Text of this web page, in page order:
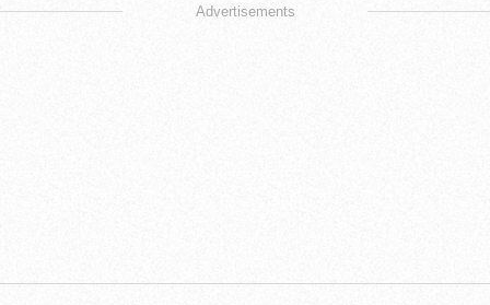
Advertisements